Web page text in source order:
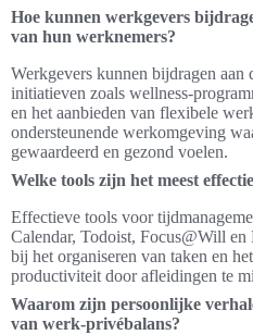
Hoe kunnen werkgevers
van hun werknemers?
Werkgevers kunnen bijdragen aan
initiatieven zoals wellness-
en het aanbieden van flexibele
ondersteunende werkomgeving
gewaardeerd en gezond voelen.
Welke tools zijn het meest
Effectieve tools voor
Calendar, Todoist, Focus@Will en
bij het organiseren van taken en
productiviteit door afleidingen te
Waarom zijn persoonlijke
van werk-privébalans?